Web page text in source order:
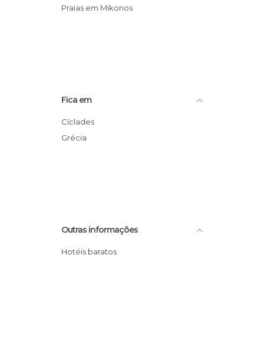
Praias em Mikonos
Fica em
Cíclades
Grécia
Outras informações
Hotéis baratos